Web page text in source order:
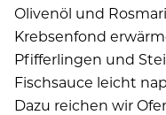
Olivenöl und
Krebsenfond
Pfifferlingen und
Fischsauce leicht
Dazu reichen wir